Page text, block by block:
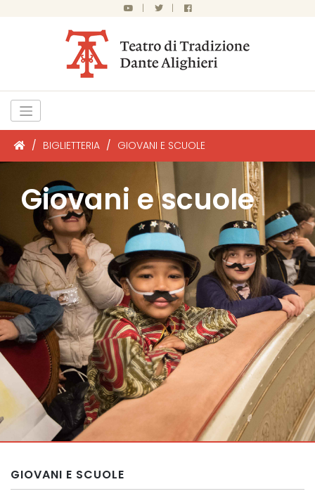
| |
/ BIGLIETTERIA / GIOVANI E SCUOLE
Giovani e scuole
GIOVANI E SCUOLE